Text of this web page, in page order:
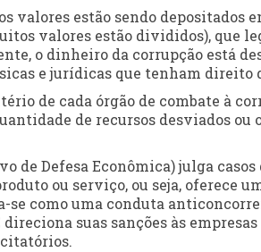
valores estão sendo depositados
valores estão divididos), que
o dinheiro da corrupção está
e jurídicas que tenham direito
de cada órgão de combate à
de recursos desviados
de Defesa Econômica) julga
ou serviço, ou seja, oferece
se como uma conduta
direciona suas sanções às